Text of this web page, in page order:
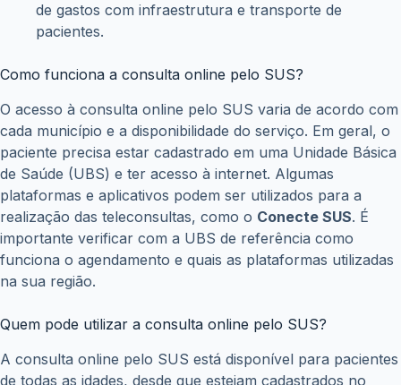
de gastos com infraestrutura e transporte de
pacientes.
Como funciona a consulta online pelo SUS?
O acesso à consulta online pelo SUS varia de acordo com
cada município e a disponibilidade do serviço. Em geral, o
paciente precisa estar cadastrado em uma Unidade Básica
de Saúde (UBS) e ter acesso à internet. Algumas
plataformas e aplicativos podem ser utilizados para a
realização das teleconsultas, como o Conecte SUS. É
importante verificar com a UBS de referência como
funciona o agendamento e quais as plataformas utilizadas
na sua região.
Quem pode utilizar a consulta online pelo SUS?
A consulta online pelo SUS está disponível para pacientes
de todas as idades, desde que estejam cadastrados no